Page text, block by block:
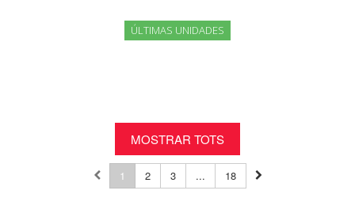
ÚLTIMAS UNIDADES
MOSTRAR TOTS
1 2 3 ... 18